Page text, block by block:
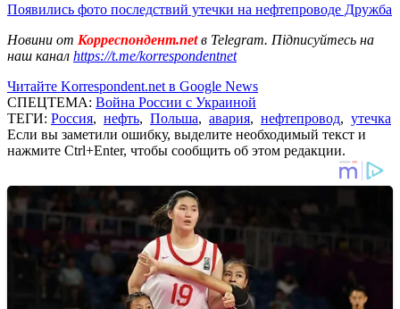
Появились фото последствий утечки на нефтепроводе Дружба
Новини от Корреспондент.netв Telegram. Підписуйтесь на
наш канал https://t.me/korrespondentnet
Читайте Korrespondent.net в Google News
СПЕЦТЕМА: Война России с Украиной
ТЕГИ: Россия, нефть, Польша, авария, нефтепровод, утечка
Если вы заметили ошибку, выделите необходимый текст и
нажмите Ctrl+Enter, чтобы сообщить об этом редакции.